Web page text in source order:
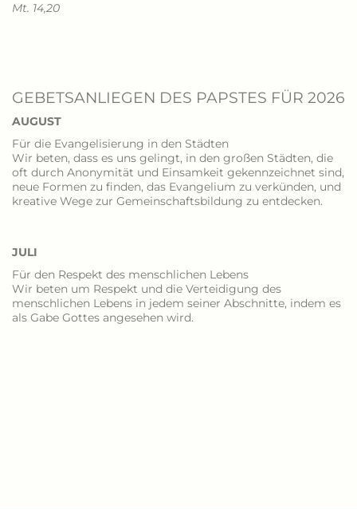
Mt. 14,20
GEBETSANLIEGEN DES PAPSTES FÜR 2026
AUGUST
Für die Evangelisierung in den Städten
Wir beten, dass es uns gelingt, in den großen Städten, die
oft durch Anonymität und Einsamkeit gekennzeichnet sind,
neue Formen zu finden, das Evangelium zu verkünden, und
kreative Wege zur Gemeinschaftsbildung zu entdecken.
JULI
Für den Respekt des menschlichen Lebens
Wir beten um Respekt und die Verteidigung des
menschlichen Lebens in jedem seiner Abschnitte, indem es
als Gabe Gottes angesehen wird.